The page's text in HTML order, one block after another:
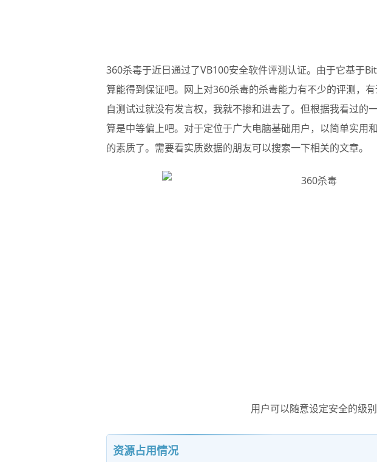
360杀毒于近日通过了VB100安全软件评测认证。由于它基于
算能得到保证吧。网上对360杀毒的杀毒能力有不少的评测，
自测试过就没有发言权，我就不掺和进去了。但根据我看过的
算是中等偏上吧。对于定位于广大电脑基础用户，以简单实用
的素质了。需要看实质数据的朋友可以搜索一下相关的文章。
用户可以随意设定安全的级别
资源占用情况